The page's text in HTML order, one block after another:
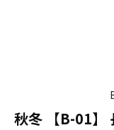
秋冬 【B-01】